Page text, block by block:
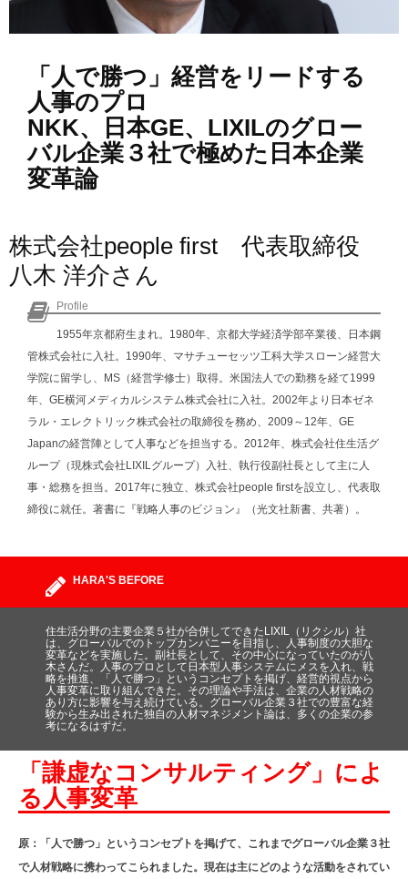
「人で勝つ」経営をリードする
人事のプロ
NKK、日本GE、LIXILのグロー
バル企業３社で極めた日本企業
変革論
株式会社people first 代表取締役
八木 洋介さん
Profile
1955年京都府生まれ。1980年、京都大学経済学部卒業後、日本鋼
管株式会社に入社。1990年、マサチューセッツ工科大学スローン経営大
学院に留学し、MS（経営学修士）取得。米国法人での勤務を経て1999
年、GE横河メディカルシステム株式会社に入社。2002年より日本ゼネ
ラル・エレクトリック株式会社の取締役を務め、2009～12年、GE
Japanの経営陣として人事などを担当する。2012年、株式会社住生活グ
ループ（現株式会社LIXILグループ）入社、執行役副社長として主に人
事・総務を担当。2017年に独立、株式会社people firstを設立し、代表取
締役に就任。著書に『戦略人事のビジョン』（光文社新書、共著）。
HARA'S BEFORE
住生活分野の主要企業５社が合併してできたLIXIL（リクシル）社
は、グローバルでのトップカンパニーを目指し、人事制度の大胆な
変革などを実施した。副社長として、その中心になっていたのが八
木さんだ。人事のプロとして日本型人事システムにメスを入れ、戦
略を推進、「人で勝つ」というコンセプトを掲げ、経営的視点から
人事変革に取り組んできた。その理論や手法は、企業の人材戦略の
あり方に影響を与え続けている。グローバル企業３社での豊富な経
験から生み出された独自の人材マネジメント論は、多くの企業の参
考になるはずだ。
「謙虚なコンサルティング」によ
る人事変革
原：「人で勝つ」というコンセプトを掲げて、これまでグローバル企業３社
で人材戦略に携わってこられました。現在は主にどのような活動をされてい